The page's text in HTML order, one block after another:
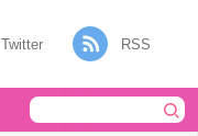
Twitter RSS